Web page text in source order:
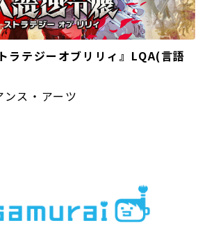
ラテジーオブリリィ』LQA(言語
ス・アーツ